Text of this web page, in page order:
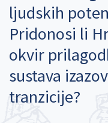
ljudskih
Pridonosi li
okvir
sustava
tranzicije?